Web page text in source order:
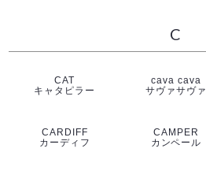
C
CAT
キャタピラー
cava cava
サヴァサヴァ
CARDIFF
カーディフ
CAMPER
カンペール